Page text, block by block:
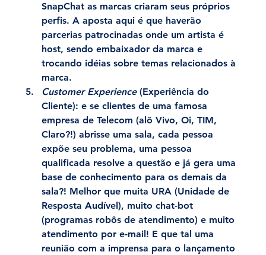
SnapChat as marcas criaram seus próprios
perfis. A aposta aqui é que haverão
parcerias patrocinadas onde um artista é
host, sendo embaixador da marca e
trocando idéias sobre temas relacionados à
marca.
Customer Experience (Experiência do
Cliente): e se clientes de uma famosa
empresa de Telecom (alô Vivo, Oi, TIM,
Claro?!) abrisse uma sala, cada pessoa
expõe seu problema, uma pessoa
qualificada resolve a questão e já gera uma
base de conhecimento para os demais da
sala?! Melhor que muita URA (Unidade de
Resposta Audível), muito chat-bot
(programas robôs de atendimento) e muito
atendimento por e-mail! E que tal uma
reunião com a imprensa para o lançamento